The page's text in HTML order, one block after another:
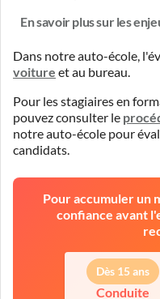
En savoir plus sur les
Dans notre auto-école,
voiture etau bureau.
Pour les stagiaires en
pouvez consulter le
notre auto-école pour
candidats.
Pour accumuler un
confiance avant
Dès 15 ans
Conduite